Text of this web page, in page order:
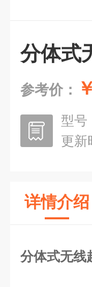
分体式
参考价： ￥
型号
更新
详情介绍
分体式无线